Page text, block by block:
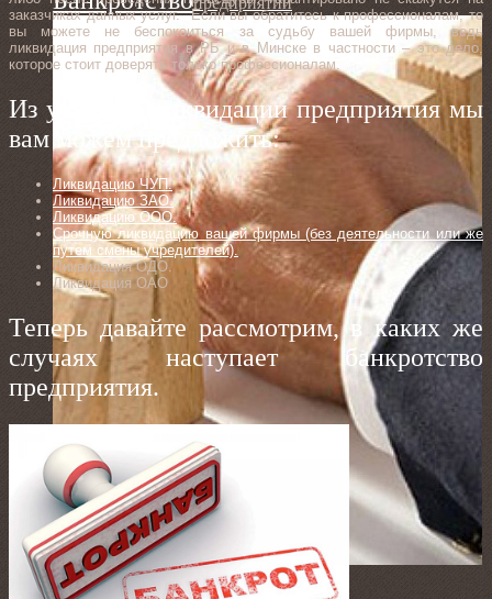
заказчиках данных услуг. Если вы обратитесь к профессионалам, то
вы можете не беспокоиться за судьбу вашей фирмы, ведь
ликвидация предприятия в РБ и в Минске в частности – это дело,
которое стоит доверять только профессионалам.
Из услуг по ликвидации предприятия мы
вам можем предложить:
Ликвидацию ЧУП.
Ликвидацию ЗАО.
Ликвидацию ООО.
Срочную ликвидацию вашей фирмы (без деятельности или же
путем смены учредителей).
Ликвидация ОДО.
Ликвидация ОАО
Теперь давайте рассмотрим, в каких же
случаях наступает банкротство
предприятия.